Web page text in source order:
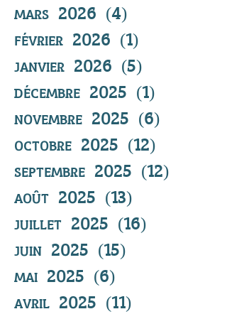
mars 2026 (4)
février 2026 (1)
janvier 2026 (5)
décembre 2025 (1)
novembre 2025 (6)
octobre 2025 (12)
septembre 2025 (12)
août 2025 (13)
juillet 2025 (16)
juin 2025 (15)
mai 2025 (6)
avril 2025 (11)